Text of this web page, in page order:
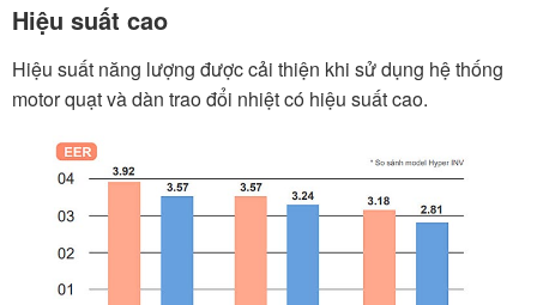
Hiệu suất cao
Hiệu suất năng lượng được cải thiện khi sử dụng hệ thống
motor quạt và dàn trao đổi nhiệt có hiệu suất cao.